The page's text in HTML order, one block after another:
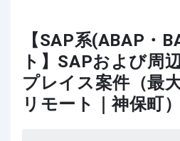
【SAP系(ABAP・
ト】SAPおよび周
プレイス案件（最
リモート｜神保町）